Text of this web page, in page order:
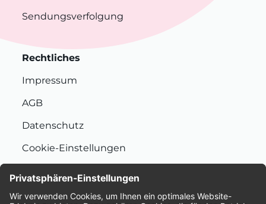
Sendungsverfolgung
Rechtliches
Impressum
AGB
Datenschutz
Cookie-Einstellungen